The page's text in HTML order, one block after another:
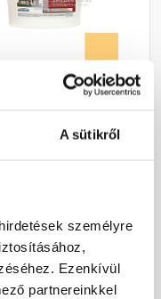
A sütikről
személyre
Ezenkívül
partnereinkkel
kapart 1,5
Ft / kg
Megnézem